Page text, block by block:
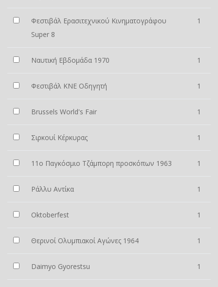
Φεστιβάλ Ερασιτεχνικού Κινηματογράφου
Super 8
1
Ναυτική Εβδομάδα 1970 1
Φεστιβάλ ΚΝΕ Οδηγητή 1
Brussels World's Fair 1
Σιρκουί Κέρκυρας 1
11ο Παγκόσμιο Τζάμπορη προσκόπων 1963 1
Ράλλυ Αντίκα 1
Oktoberfest 1
Θερινοί Ολυμπιακοί Αγώνες 1964 1
Daimyo Gyorestsu 1